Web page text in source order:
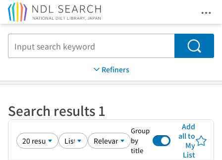
Search
Refiners
Search results 1
Group
by
title
Add
all to
My
List